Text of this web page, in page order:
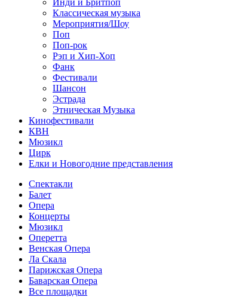
Инди и Бритпоп
Классическая музыка
Мероприятия/Шоу
Поп
Поп-рок
Рэп и Хип-Хоп
Фанк
Фестивали
Шансон
Эстрада
Этническая Музыка
Кинофестивали
КВН
Мюзикл
Цирк
Елки и Новогодние представления
Спектакли
Балет
Опера
Концерты
Мюзикл
Оперетта
Венская Опера
Ла Скала
Парижская Опера
Баварская Опера
Все площадки